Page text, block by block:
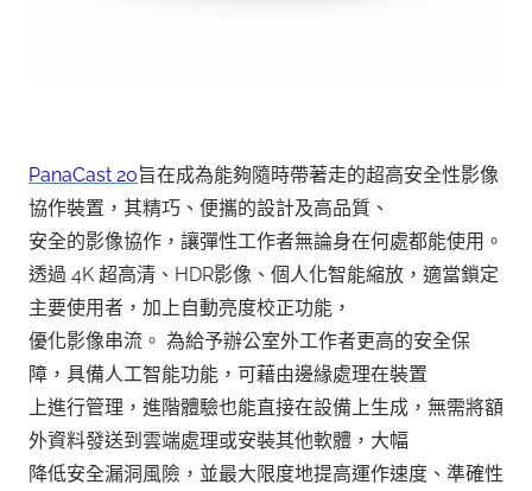
PanaCast 20旨在成為能夠隨時帶著走的超高安全性影像
協作裝置，其精巧、便攜的設計及高品質、
安全的影像協作，讓彈性工作者無論身在何處都能使用。
透過 4K 超高清、HDR影像、個人化智能縮放，適當鎖定
主要使用者，加上自動亮度校正功能，
優化影像串流。 為給予辦公室外工作者更高的安全保
障，具備人工智能功能，可藉由邊緣處理在裝置
上進行管理，進階體驗也能直接在設備上生成，無需將額
外資料發送到雲端處理或安裝其他軟體，大幅
降低安全漏洞風險，並最大限度地提高運作速度、準確性